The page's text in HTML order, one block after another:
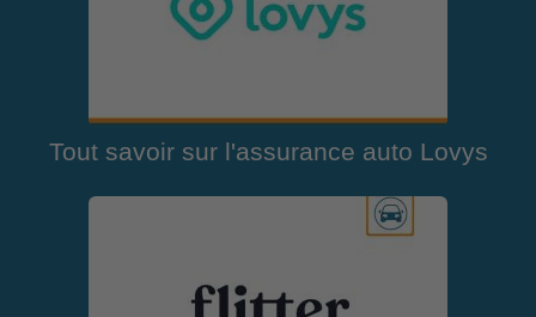
Tout savoir sur l'assurance auto Lovys